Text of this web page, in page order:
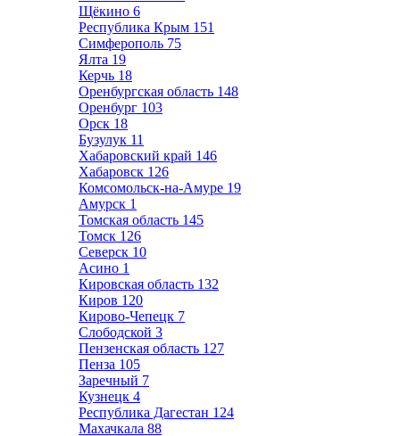
Щёкино 6
Республика Крым 151
Симферополь 75
Ялта 19
Керчь 18
Оренбургская область 148
Оренбург 103
Орск 18
Бузулук 11
Хабаровский край 146
Хабаровск 126
Комсомольск-на-Амуре 19
Амурск 1
Томская область 145
Томск 126
Северск 10
Асино 1
Кировская область 132
Киров 120
Кирово-Чепецк 7
Слободской 3
Пензенская область 127
Пенза 105
Заречный 7
Кузнецк 4
Республика Дагестан 124
Махачкала 88